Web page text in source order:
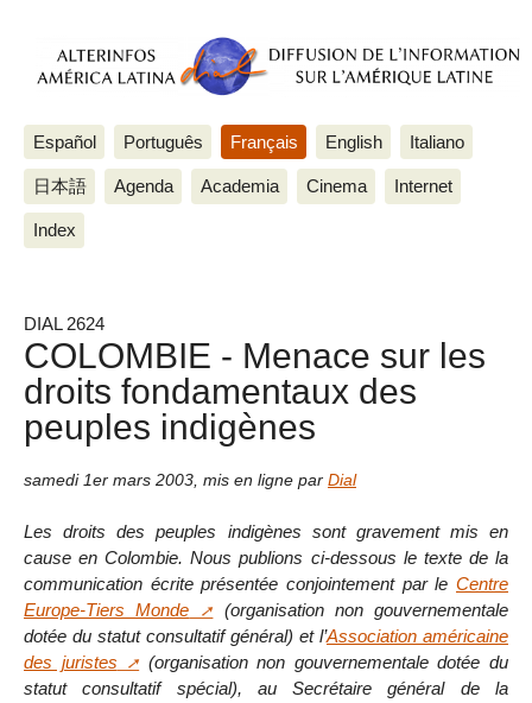
Español Português Français English Italiano
日本語 Agenda Academia Cinema Internet
Index
DIAL 2624
COLOMBIE - Menace sur les
droits fondamentaux des
peuples indigènes
samedi 1er mars 2003 mis en ligne par Dial
Les droits des peuples indigènes sont gravement mis en
cause en Colombie. Nous publions ci-dessous le texte de la
communication écrite présentée conjointement par le Centre
Europe-Tiers Monde
(organisation non gouvernementale
dotée du statut consultatif général) et l’Association américaine
des juristes
(organisation non gouvernementale dotée du
statut consultatif spécial), au Secrétaire général de la